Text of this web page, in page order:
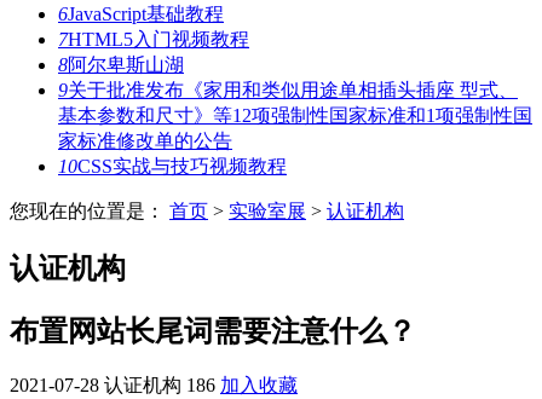
6JavaScript基础教程
7HTML5入门视频教程
8阿尔卑斯山湖
9关于批准发布《家用和类似用途单相插头插座 型式、
基本参数和尺寸》等12项强制性国家标准和1项强制性国
家标准修改单的公告
10CSS实战与技巧视频教程
您现在的位置是： 首页 > 实验室展 > 认证机构
认证机构
布置网站长尾词需要注意什么？
2021-07-28 认证机构 186 加入收藏